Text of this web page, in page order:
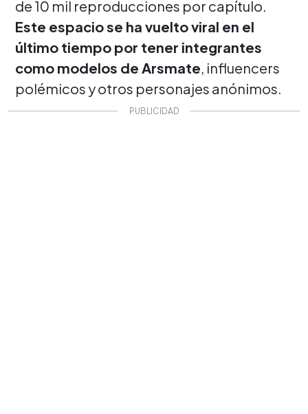
de 10 mil reproducciones por capítulo.
Este espacio se ha vuelto viral en el
último tiempo por tener integrantes
como modelos de Arsmate, influencers
polémicos y otros personajes anónimos.